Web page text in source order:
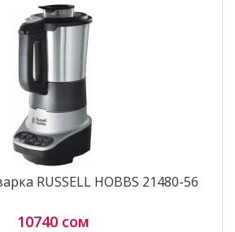
RUSSELL HOBBS 21480-56
10740 сом